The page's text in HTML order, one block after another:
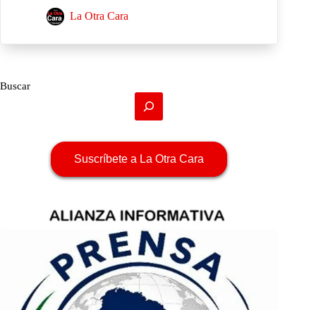
La Otra Cara
Buscar
Suscríbete a La Otra Cara